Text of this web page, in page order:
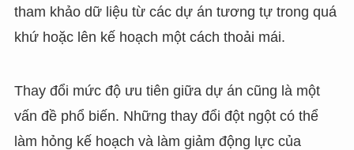
tham khảo dữ liệu từ các dự án tương tự trong quá
khứ hoặc lên kế hoạch một cách thoải mái.
Thay đổi mức độ ưu tiên giữa dự án cũng là một
vấn đề phổ biến. Những thay đổi đột ngột có thể
làm hỏng kế hoạch và làm giảm động lực của